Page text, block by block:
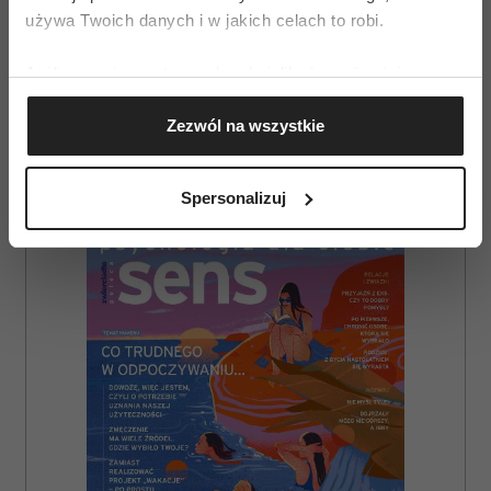
używa Twoich danych i w jakich celach to robi.
Jeśli wyrazisz na to zgodę, chcielibyśmy również:
Gromadzić dane dotyczące Twojej lokalizacji
geograficznej z dokładnością nawet do kilku metrów
Identyfikować Twoje urządzenie, aktywnie
(fingerprinting, czyli wirtualny odcisk palca)
dane są przetwarzane oraz ustaw własne preferencje w
sekcji szczegółów. W Deklaracji plików cookie możesz
zmienić lub wycofać swoją zgodę w dowolnej chwili.
Wykorzystujemy pliki cookie do spersonalizowania treści
i reklam, aby oferować funkcje społecznościowe i
analizować ruch w naszej witrynie. Informacje o tym, jak
korzystasz z naszej witryny, udostępniamy partnerom
społecznościowym, reklamowym i analitycznym.
Zezwól na wszystkie
Spersonalizuj
szybkiego efektu jo–jo.